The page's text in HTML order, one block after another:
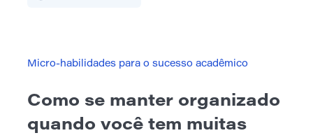
economiza tempo é ter […]
Micro-habilidades para o sucesso acadêmico
Como se manter organizado
quando você tem muitas